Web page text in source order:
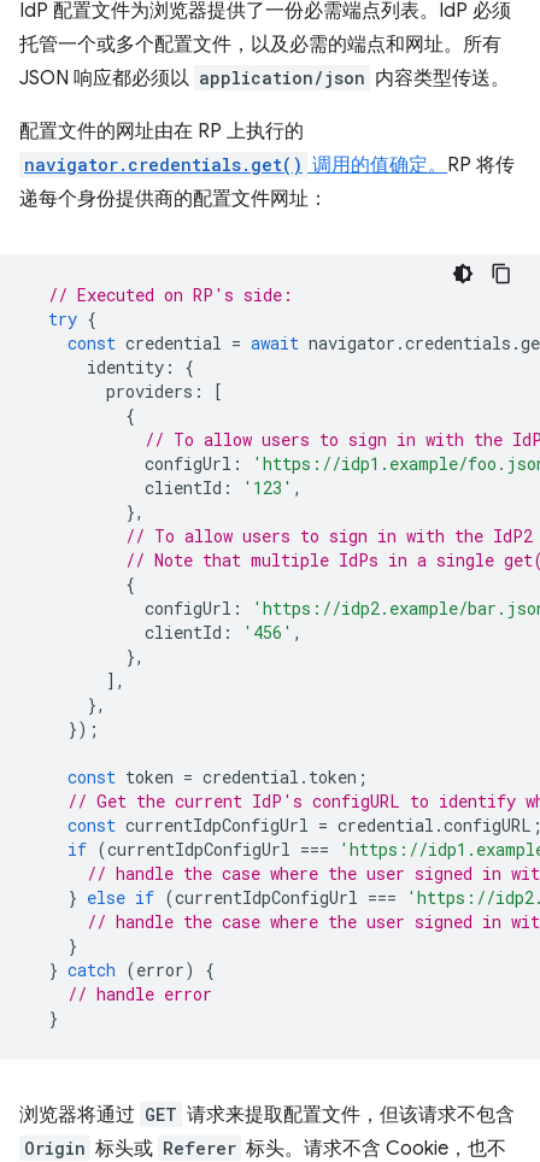
IdP 配置文件为浏览器提供了一份必需端点列表。IdP 必须
托管一个或多个配置文件，以及必需的端点和网址。所有
JSON 响应都必须以 application/json 内容类型传送。
配置文件的网址由在 RP 上执行的
navigator.credentials.get() 调用的值确定。 RP 将传
递每个身份提供商的配置文件网址：
// Executed on RP's side:
try {
const credential = await navigator .credentials .
identity :
{
providers :
[
{
// To allow users to sign in with the
configUrl :
'https://idp1.example/
clientId : '123' ,
},
// To allow users to sign in with the IdP2
// Note that multiple IdPs in a single get()
{
configUrl :
'https://idp2.example/
clientId : '456' ,
},
],
},
});
const token = credential . token ;
// Get the current IdP's configURL to identify
const currentIdpConfigUrl = credential .configURL
if (currentIdpConfigUrl ===
'https://
// handle the case where the user signed in
} else if (currentIdpConfigUrl ===
'https://
// handle the case where the user signed in
}
} catch (error)
{
// handle error
}
浏览器将通过 GET 请求来提取配置文件，但该请求不包含
Origin 标头或 Referer 标头。请求不含 Cookie，也不